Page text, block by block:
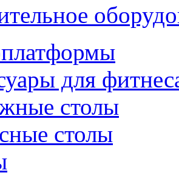
для
столы
столы